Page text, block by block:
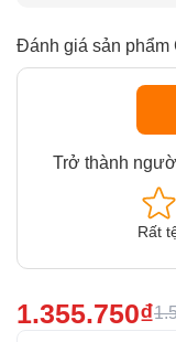
Đánh giá sản phẩm
Trở thành
Rất
1.355.750₫